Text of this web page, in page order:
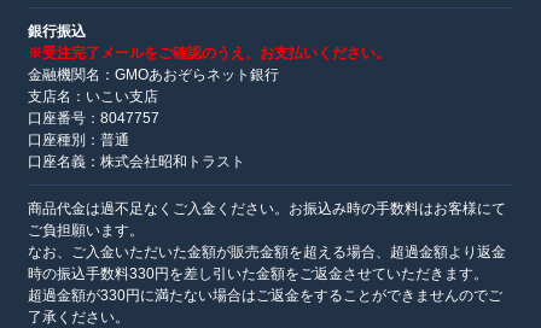
銀行振込
※受注完了メールをご確認のうえ、お支払いください。
金融機関名：GMOあおぞらネット銀行
支店名：いこい支店
口座番号：8047757
口座種別：普通
口座名義：株式会社昭和トラスト
商品代金は過不足なくご入金ください。お振込み時の手数料はお客様にて
ご負担願います。
なお、ご入金いただいた金額が販売金額を超える場合、超過金額より返金
時の振込手数料330円を差し引いた金額をご返金させていただきます。
超過金額が330円に満たない場合はご返金をすることができませんのでご
了承ください。